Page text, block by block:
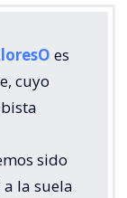
es
cuyo
sido
la suela